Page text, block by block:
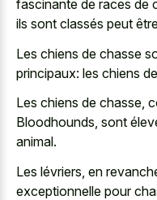
fascinante de races de
ils sont classés peut
Les chiens de chasse
principaux: les chiens
Les chiens de chasse,
Bloodhounds, sont
animal.
Les lévriers, en
exceptionnelle pour